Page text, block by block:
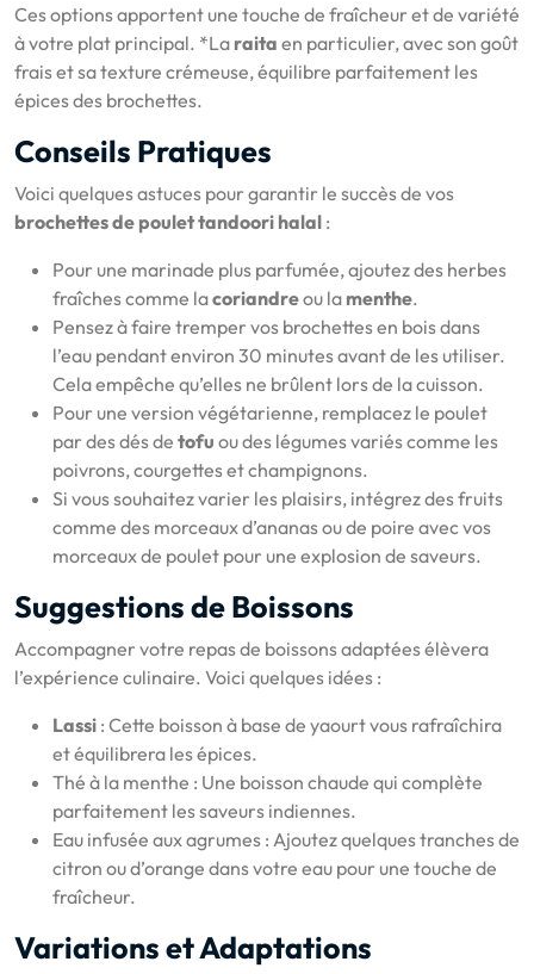
Ces options apportent une touche de fraîcheur et de variété
à votre plat principal. *La raita en particulier, avec son goût
frais et sa texture crémeuse, équilibre parfaitement les
épices des brochettes.
Conseils Pratiques
Voici quelques astuces pour garantir le succès de vos
brochettes de poulet tandoori halal :
Pour une marinade plus parfumée, ajoutez des herbes
fraîches comme lacoriandreou la menthe.
Pensez à faire tremper vos brochettes en bois dans
l’eau pendant environ 30 minutes avant de les utiliser.
Cela empêche qu’elles ne brûlent lors de la cuisson.
Pour une version végétarienne, remplacez le poulet
par des dés de tofu ou des légumes variés comme les
poivrons, courgettes et champignons.
Si vous souhaitez varier les plaisirs, intégrez des fruits
comme des morceaux d’ananas ou de poire avec vos
morceaux de poulet pour une explosion de saveurs.
Suggestions de Boissons
Accompagner votre repas de boissons adaptées élèvera
l’expérience culinaire. Voici quelques idées :
Lassi : Cette boisson à base de yaourt vous rafraîchira
et équilibrera les épices.
Thé à la menthe : Une boisson chaude qui complète
parfaitement les saveurs indiennes.
Eau infusée aux agrumes : Ajoutez quelques tranches de
citron ou d’orange dans votre eau pour une touche de
fraîcheur.
Variations et Adaptations